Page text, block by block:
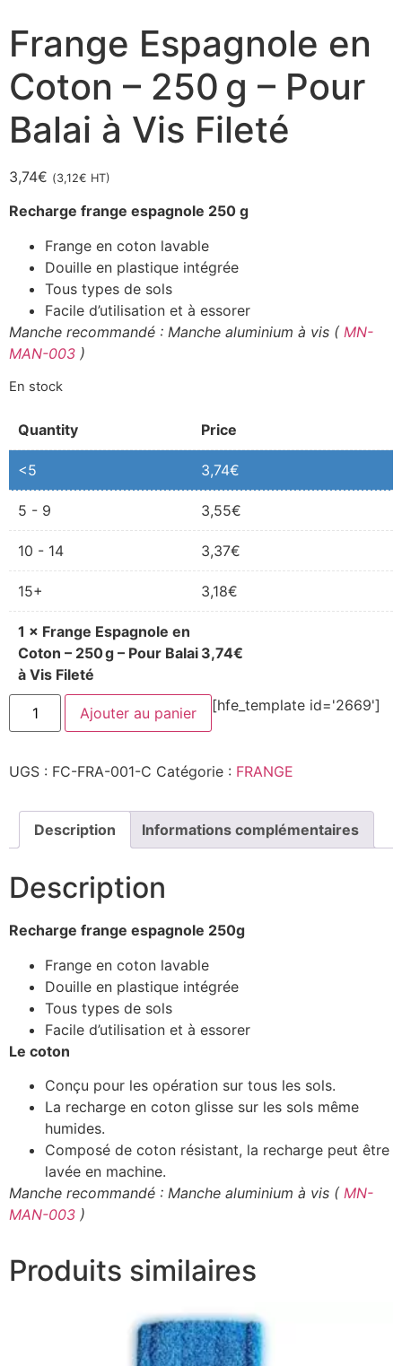
Frange Espagnole en
Coton – 250 g – Pour
Balai à Vis Fileté
3,74€ (3,12€ HT)
Recharge frange espagnole 250 g
Frange en coton lavable
Douille en plastique intégrée
Tous types de sols
Facile d’utilisation et à essorer
Manche recommandé : Manche aluminium à vis ( MN-
MAN-003 )
En stock
Quantity Price
<5 3,74€
5 - 9 3,55€
10 - 14 3,37€
15+ 3,18€
1 × Frange Espagnole en
Coton – 250 g – Pour Balai
à Vis Fileté
3,74€
[hfe_template id='2669']
quantité
Frange
Coton
Pour
Balai
Vis
Fileté
Ajouter au panier
UGS : FC-FRA-001-C Catégorie : FRANGE
Description Informations complémentaires
Description
Recharge frange espagnole 250g
Frange en coton lavable
Douille en plastique intégrée
Tous types de sols
Facile d’utilisation et à essorer
Le coton
Conçu pour les opération sur tous les sols.
La recharge en coton glisse sur les sols même
humides.
Composé de coton résistant, la recharge peut être
lavée en machine.
Manche recommandé : Manche aluminium à vis ( MN-
MAN-003 )
Produits similaires